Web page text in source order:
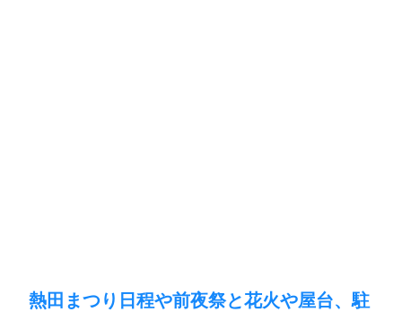
熱田まつり日程や前夜祭と花火や屋台、駐